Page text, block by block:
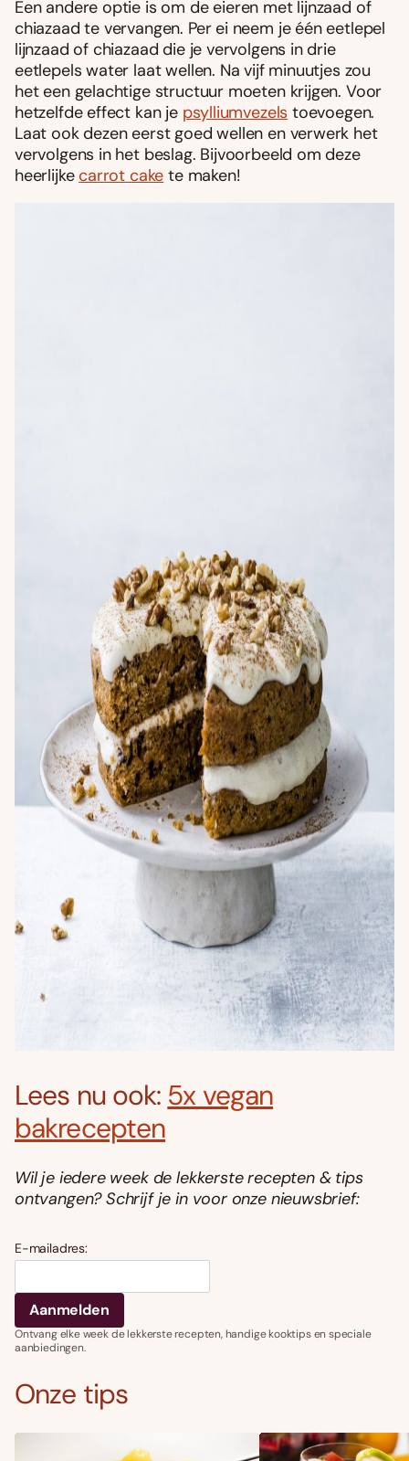
Een andere optie is om de eieren met lijnzaad of
chiazaad te vervangen. Per ei neem je één eetlepel
lijnzaad of chiazaad die je vervolgens in drie
eetlepels water laat wellen. Na vijf minuutjes zou
het een gelachtige structuur moeten krijgen. Voor
hetzelfde effect kan je psylliumvezels toevoegen.
Laat ook dezen eerst goed wellen en verwerk het
vervolgens in het beslag. Bijvoorbeeld om deze
heerlijke carrot cake te maken!
Lees nu ook: 5x vegan
bakrecepten
Wil je iedere week de lekkerste recepten & tips
ontvangen? Schrijf je in voor onze nieuwsbrief:
E-mailadres:
Ontvang elke week de lekkerste recepten, handige kooktips en speciale
aanbiedingen.
Onze tips